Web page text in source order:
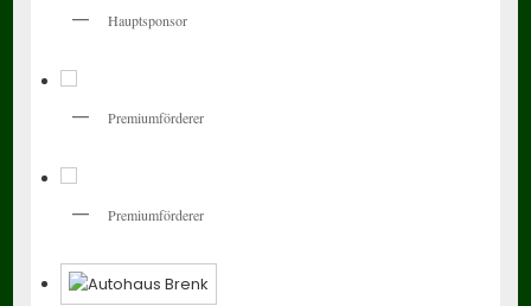
Hauptsponsor
Premiumförderer
Premiumförderer